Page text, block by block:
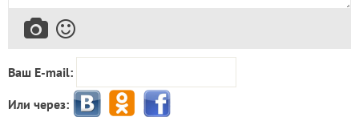
Ваш E-mail:
Или через: